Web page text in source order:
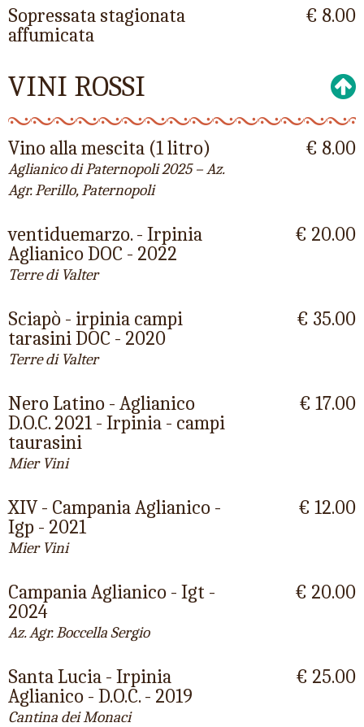
Sopressata stagionata
affumicata
€ 8.00
VINI ROSSI
Vino alla mescita (1 litro)
Aglianico di Paternopoli 2025 – Az.
Agr. Perillo, Paternopoli
€ 8.00
ventiduemarzo. - Irpinia
Aglianico DOC - 2022
Terre di Valter
€ 20.00
Sciapò - irpinia campi
tarasini DOC - 2020
Terre di Valter
€ 35.00
Nero Latino - Aglianico
D.O.C. 2021 - Irpinia - campi
taurasini
Mier Vini
€ 17.00
XIV - Campania Aglianico -
Igp - 2021
Mier Vini
€ 12.00
Campania Aglianico - Igt -
2024
Az. Agr. Boccella Sergio
€ 20.00
Santa Lucia - Irpinia
Aglianico - D.O.C. - 2019
Cantina dei Monaci
€ 25.00